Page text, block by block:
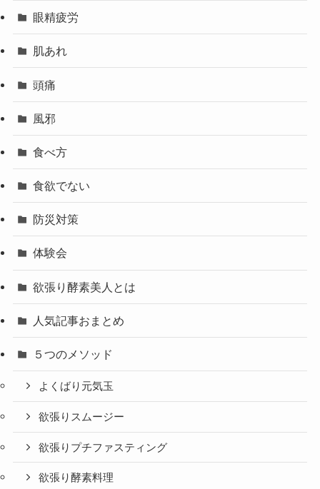
眼精疲労
肌あれ
頭痛
風邪
食べ方
食欲でない
防災対策
体験会
欲張り酵素美人とは
人気記事おまとめ
５つのメソッド
よくばり元気玉
欲張りスムージー
欲張りプチファスティング
欲張り酵素料理